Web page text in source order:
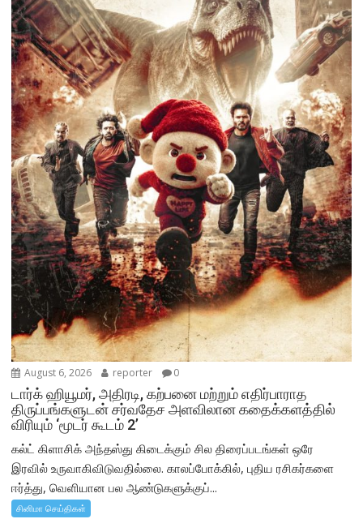
August 6, 2026 reporter 0
டார்க் ஹியூமர், அதிரடி, கற்பனை மற்றும் எதிர்பாராத
திருப்பங்களுடன் சர்வதேச அளவிலான கதைக்களத்தில்
விரியும் ‘மூடர் கூடம் 2’
கல்ட் கிளாசிக் அந்தஸ்து கிடைக்கும் சில திரைப்படங்கள் ஒரே
இரவில் உருவாகிவிடுவதில்லை. காலப்போக்கில், புதிய ரசிகர்களை
ஈர்த்து, வெளியான பல ஆண்டுகளுக்குப்...
சினிமா செய்திகள்